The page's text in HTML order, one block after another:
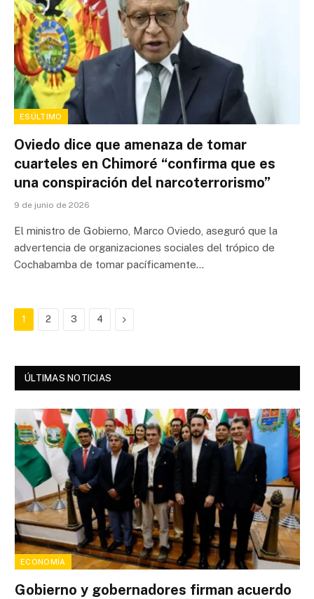
ESÚLTIMO
Oviedo dice que amenaza de tomar
cuarteles en Chimoré “confirma que es
una conspiración del narcoterrorismo”
9 de junio de 2026
El ministro de Gobierno, Marco Oviedo, aseguró que la
advertencia de organizaciones sociales del trópico de
Cochabamba de tomar pacíficamente…
1 2 3 4 Next
ÚLTIMAS NOTICIAS
ECONOMÍA
Gobierno y gobernadores firman acuerdo